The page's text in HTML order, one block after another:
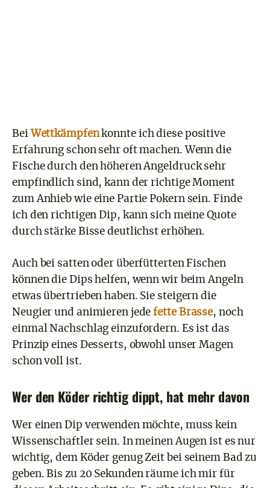
Bei Wettkämpfenkonnte ich diese positive
Erfahrung schon sehr oft machen. Wenn die
Fische durch den höheren Angeldruck sehr
empfindlich sind, kann der richtige Moment
zum Anhieb wie eine Partie Pokern sein. Finde
ich den richtigen Dip, kann sich meine Quote
durch stärke Bisse deutlichst erhöhen.
Auch bei satten oder überfütterten Fischen
können die Dips helfen, wenn wir beim Angeln
etwas übertrieben haben. Sie steigern die
Neugier und animieren jedefette Brasse, noch
einmal Nachschlag einzufordern. Es ist das
Prinzip eines Desserts, obwohl unser Magen
schon voll ist.
Wer den Köder richtig dippt, hat mehr davon
Wer einen Dip verwenden möchte, muss kein
Wissenschaftler sein. In meinen Augen ist es nur
wichtig, dem Köder genug Zeit bei seinem Bad zu
geben. Bis zu 20 Sekunden räume ich mir für